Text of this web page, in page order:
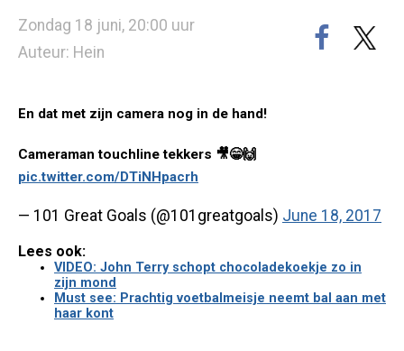
Zondag 18 juni, 20:00 uur
Auteur: Hein
En dat met zijn camera nog in de hand!
Cameraman touchline tekkers 🎥😁🙌
pic.twitter.com/DTiNHpacrh
— 101 Great Goals (@101greatgoals) June 18, 2017
Lees ook:
VIDEO: John Terry schopt chocoladekoekje zo in
zijn mond
Must see: Prachtig voetbalmeisje neemt bal aan met
haar kont